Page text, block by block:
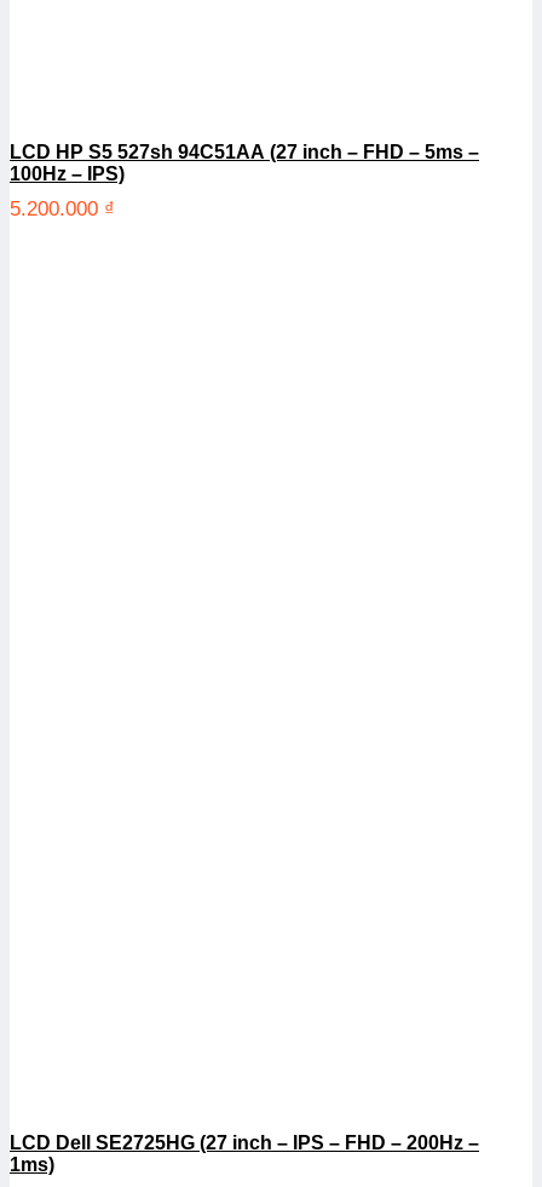
LCD HP S5 527sh 94C51AA (27 inch – FHD – 5ms –
100Hz – IPS)
5.200.000 ₫
LCD Dell SE2725HG (27 inch – IPS – FHD – 200Hz –
1ms)